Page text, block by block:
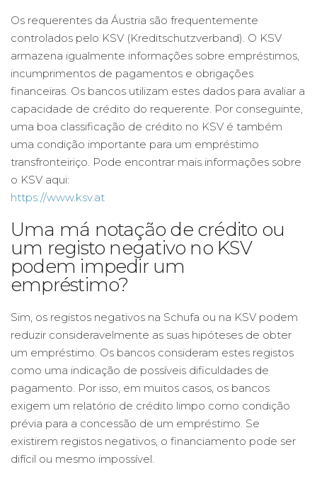
Os requerentes da Áustria são frequentemente
controlados pelo KSV (Kreditschutzverband). O KSV
armazena igualmente informações sobre empréstimos,
incumprimentos de pagamentos e obrigações
financeiras. Os bancos utilizam estes dados para avaliar a
capacidade de crédito do requerente. Por conseguinte,
uma boa classificação de crédito no KSV é também
uma condição importante para um empréstimo
transfronteiriço. Pode encontrar mais informações sobre
o KSV aqui:
https://www.ksv.at
Uma má notação de crédito ou
um registo negativo no KSV
podem impedir um
empréstimo?
Sim, os registos negativos na Schufa ou na KSV podem
reduzir consideravelmente as suas hipóteses de obter
um empréstimo. Os bancos consideram estes registos
como uma indicação de possíveis dificuldades de
pagamento. Por isso, em muitos casos, os bancos
exigem um relatório de crédito limpo como condição
prévia para a concessão de um empréstimo. Se
existirem registos negativos, o financiamento pode ser
difícil ou mesmo impossível.